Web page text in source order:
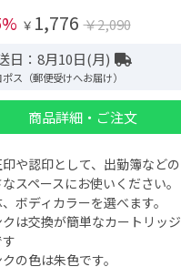
￥ 1,776 ￥2,090
日：8月10日(月)
ポス（郵便受けへお届け）
商品詳細・ご注文
や認印として、出勤簿などの
スペースにお使いください。
ボディカラーを選べます。
クは交換が簡単なカートリッジ
の色は朱色です。